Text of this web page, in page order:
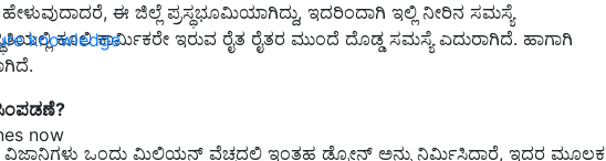
knowledge
now
, ಈ ಜಿಲ್ಲೆ ಪ್ರಸ್ಥಭೂಮಿಯಾಗಿದ್ದು, ಇದರಿಂದಾಗಿ ಇಲ್ಲಿ ನೀರಿನ ಸಮಸ್ಯೆ
ಕೂಲಿ ಕಾರ್ಮಿಕರೇ ಇರುವ ರೈತ ರೈತರ ಮುಂದೆ ದೊಡ್ಡ ಸಮಸ್ಯೆ ಎದುರಾಗಿದೆ. ಹಾಗಾಗಿ
.
ವಿಜ್ಞಾನಿಗಳು ಒಂದು ಮಿಲಿಯನ್ ವೆಚ್ಚದಲ್ಲಿ ಇಂತಹ ಡ್ರೋನ್ ಅನ್ನು ನಿರ್ಮಿಸಿದ್ದಾರೆ, ಇದರ ಮೂಲಕ